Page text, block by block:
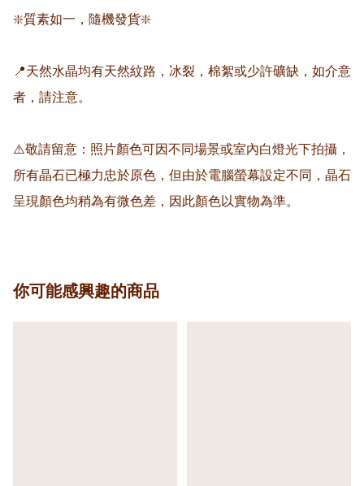
❇️質素如一，隨機發貨❇️
📍天然水晶均有天然紋路，冰裂，棉絮或少許礦缺，如介意
者，請注意。
⚠️敬請留意：照片顏色可因不同場景或室內白燈光下拍攝，
所有晶石已極力忠於原色，但由於電腦螢幕設定不同，晶石
呈現顏色均稍為有微色差，因此顏色以實物為準。
你可能感興趣的商品